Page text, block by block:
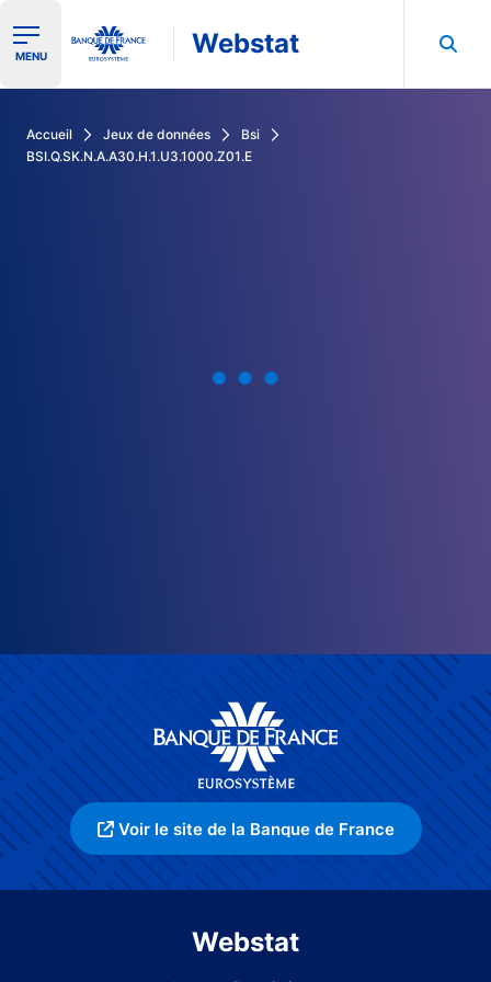
Ouvrir le menu de navigation
MENU Webstat
Accueil Jeux de données
Bsi
BSI.Q.SK.N.A.A30.H.1.U3.1000.Z01.E
Voir le site de la Banque de France
Webstat